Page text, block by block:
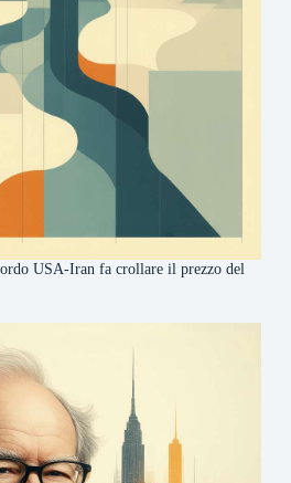
USA-Iran fa crollare il prezzo del